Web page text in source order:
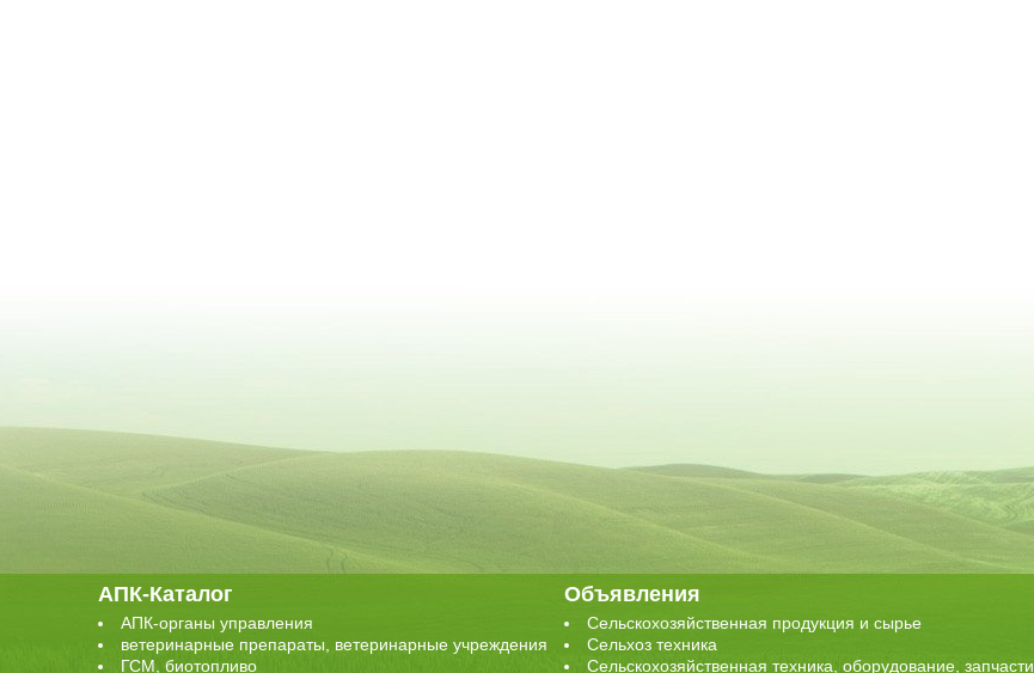
АПК-Каталог
АПК-органы управления
ветеринарные препараты, ветеринарные учреждения
ГСМ, биотопливо
Объявления
Сельскохозяйственная продукция и сырье
Сельхоз техника
Сельскохозяйственная техника, оборудование, запчасти